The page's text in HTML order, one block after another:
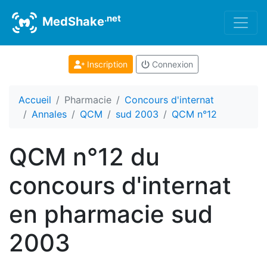
MedShake.net
Inscription Connexion
Accueil Pharmacie
Concours d'internat
Annales
QCM sud 2003 QCM n°12
QCM n°12 du
concours d'internat
en pharmacie sud
2003